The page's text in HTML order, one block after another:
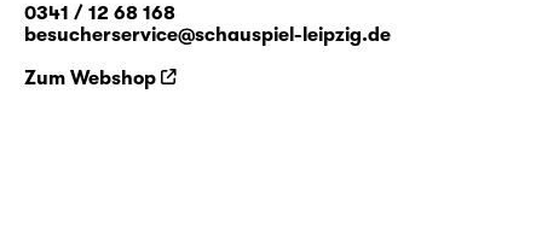
0341 / 12 68 168
besucherservice@schauspiel-leipzig.de
Zum Webshop